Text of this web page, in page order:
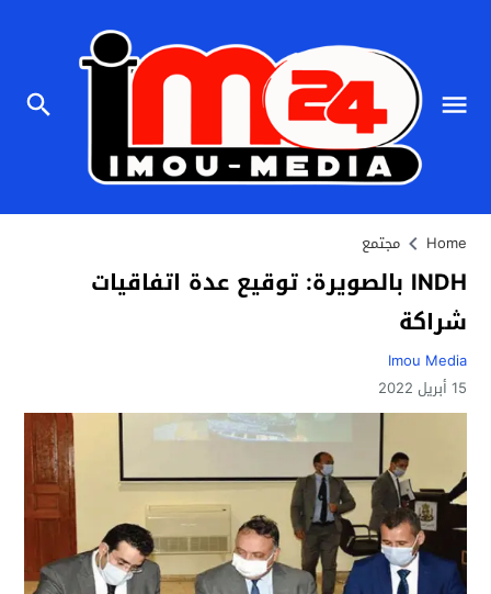
Home مجتمع
INDH بالصويرة: توقيع عدة اتفاقيات
شراكة
Imou Media
15 أبريل 2022